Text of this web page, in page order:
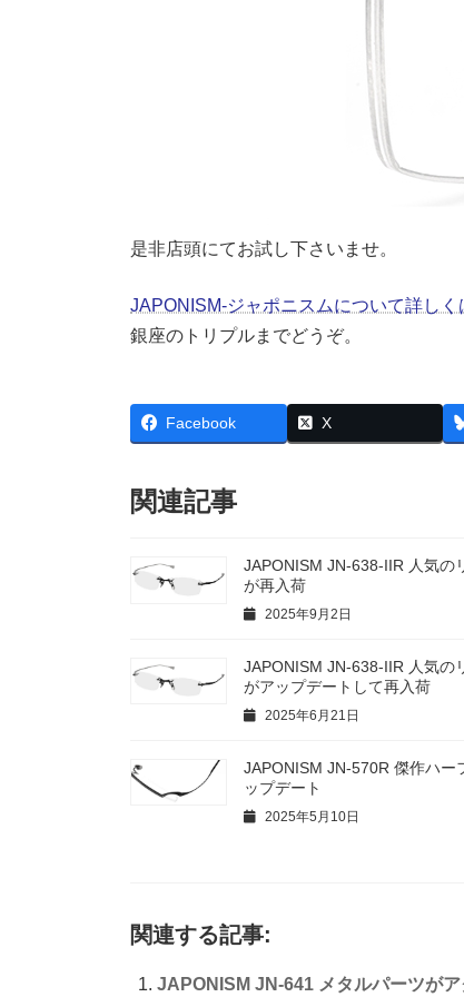
是非店頭にてお試し下さいませ。
JAPONISM-ジャポニスムについて詳しく
銀座のトリプルまでどうぞ。
Facebook X
関連記事
JAPONISM JN-638-IIR 人気の
が再入荷
2025年9月2日
JAPONISM JN-638-IIR 人気の
がアップデートして再入荷
2025年6月21日
JAPONISM JN-570R 傑作ハー
ップデート
2025年5月10日
関連する記事:
JAPONISM JN-641 メタルパーツがア